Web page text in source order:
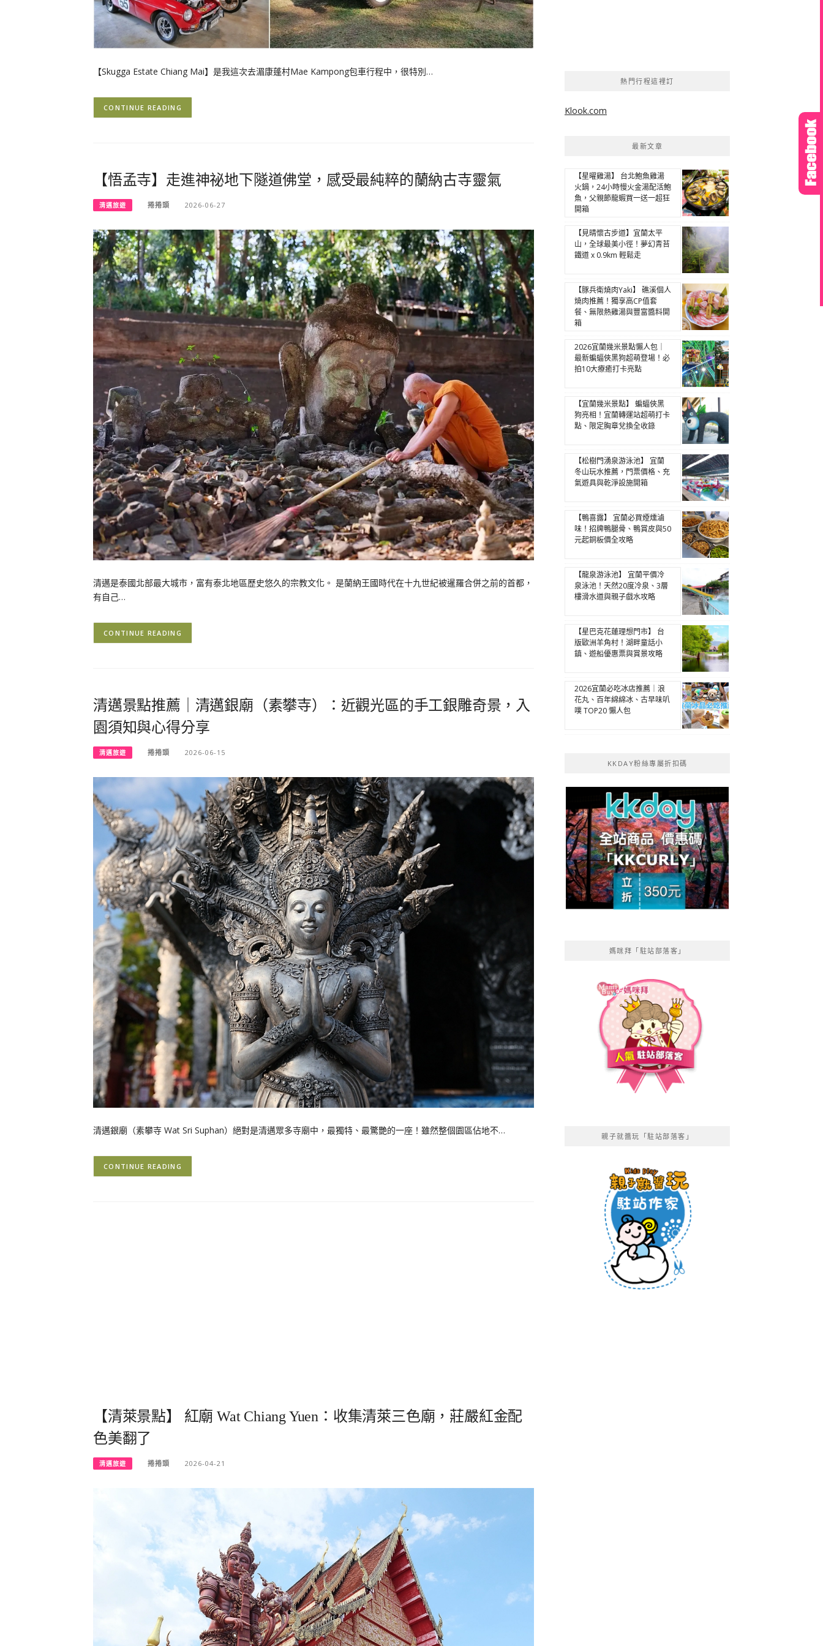
【Skugga Estate Chiang Mai】是我這次去湄康蓬村Mae Kampong包車行程中，很特別…
CONTINUE READING
【悟孟寺】走進神祕地下隧道佛堂，感受最純粹的蘭納古寺靈氣
清邁旅遊 捲捲頭 2026-06-27
清邁是泰國北部最大城市，富有泰北地區歷史悠久的宗教文化。 是蘭納王國時代在十九世紀被暹羅合併之前的首都，
有自己…
CONTINUE READING
清邁景點推薦｜清邁銀廟（素攀寺）：近觀光區的手工銀雕奇景，入
園須知與心得分享
清邁旅遊 捲捲頭 2026-06-15
清邁銀廟（素攀寺 Wat Sri Suphan）絕對是清邁眾多寺廟中，最獨特、最驚艷的一座！雖然整個園區佔地不…
CONTINUE READING
【清萊景點】 紅廟 Wat Chiang Yuen：收集清萊三色廟，莊嚴紅金配
色美翻了
清邁旅遊 捲捲頭 2026-04-21
熱門行程這裡訂
Klook.com
最新文章
【星曜雞湯】 台北鮑魚雞湯
火鍋，24小時慢火金湯配活鮑
魚，父親節龍蝦買一送一超狂
開箱
【見晴懷古步道】宜蘭太平
山，全球最美小徑！夢幻青苔
鐵道 x 0.9km 輕鬆走
【豚兵衛燒肉Yaki】 礁溪個人
燒肉推薦！獨享高CP值套
餐、無限熱雞湯與豐富醬料開
箱
2026宜蘭幾米景點懶人包｜
最新蝙蝠俠黑狗超萌登場！必
拍10大療癒打卡亮點
【宜蘭幾米景點】 蝙蝠俠黑
狗亮相！宜蘭轉運站超萌打卡
點、限定胸章兌換全收錄
【松樹門湧泉游泳池】 宜蘭
冬山玩水推薦，門票價格、充
氣遊具與乾淨設施開箱
【鴨喜露】 宜蘭必買煙燻滷
味！招牌鴨腿骨、鴨賞皮與50
元起銅板價全攻略
【龍泉游泳池】 宜蘭平價冷
泉泳池！天然20度冷泉、3層
樓滑水道與親子戲水攻略
【星巴克花蓮理想門市】 台
版歐洲羊角村！湖畔童話小
鎮、遊船優惠票與賞景攻略
2026宜蘭必吃冰店推薦｜浪
花丸、百年綿綿冰、古早味叭
噗 TOP20 懶人包
KKDAY粉絲專屬折扣碼
媽咪拜「駐站部落客」
親子就醬玩「駐站部落客」